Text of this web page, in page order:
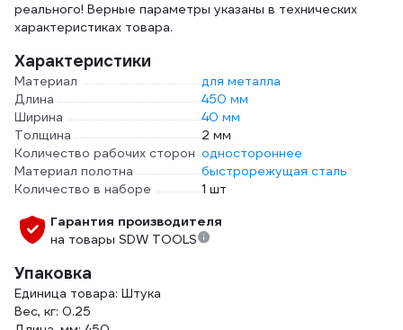
реального! Верные параметры указаны в технических
характеристиках товара.
Характеристики
Материал
для металла
Длина
450 мм
Ширина
40 мм
Толщина
2 мм
Количество рабочих сторон одностороннее
Материал полотна
быстрорежущая сталь
Количество в наборе
1 шт
Гарантия производителя
на товары SDW TOOLS
Упаковка
Единица товара: Штука
Вес, кг: 0.25